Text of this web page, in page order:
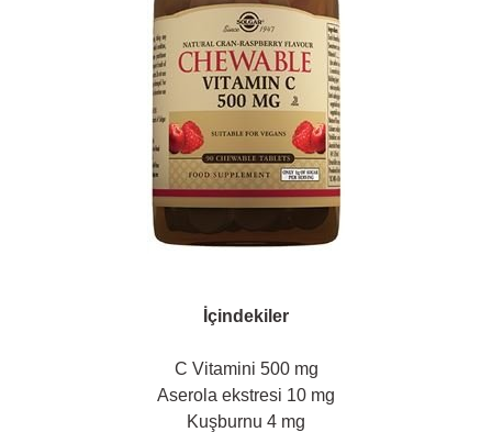
İçindekiler
C Vitamini 500 mg
Aserola ekstresi 10 mg
Kuşburnu 4 mg